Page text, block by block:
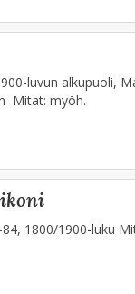
luvun alkupuoli,
Mitat: myöh.
1800/1900-luku